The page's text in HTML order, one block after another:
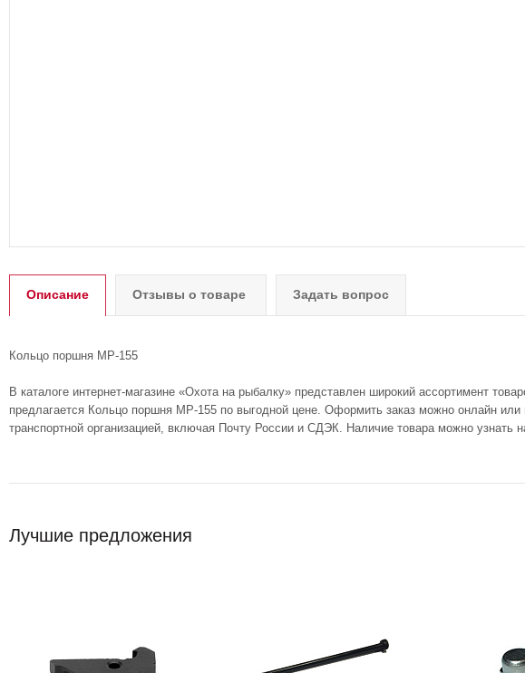
Описание Отзывы о товаре Задать вопрос
Кольцо поршня МР-155
В каталоге интернет-магазине «Охота на рыбалку» представлен широкий ассортимент
предлагается Кольцо поршня МР-155 по выгодной цене. Оформить заказ можно онлайн или
транспортной организацией, включая Почту России и СДЭК. Наличие товара можно узнать
Лучшие предложения